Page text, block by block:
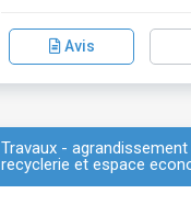
Avis
Travaux -
recyclerie et espace